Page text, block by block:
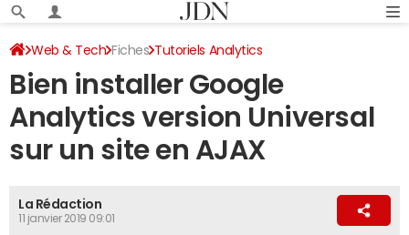
Web & Tech Fiches Tutoriels Analytics
Bien installer Google
Analytics version Universal
sur un site en AJAX
La Rédaction
11 janvier 2019 09:01